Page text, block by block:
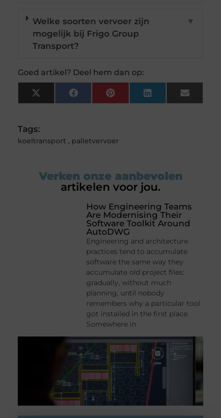
Welke soorten vervoer zijn
mogelijk bij Frigo Group
Transport?
▼
Goed artikel? Deel hem dan op:
X
(Twitter)
FacebookPinterestLinkedInEmail
Tags:
koeltransport , palletvervoer
Verken onze aanbevolen
artikelen voor jou.
How Engineering Teams
Are Modernising Their
Software Toolkit Around
AutoDWG
Engineering and architecture
practices tend to accumulate
software the same way they
accumulate old project files:
gradually, without much
planning, until nobody
remembers why a particular tool
got installed in the first place.
Somewhere in